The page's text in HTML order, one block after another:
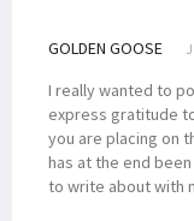
GOLDEN GOOSE
I really wanted to
express gratitude
you are placing on
has at the end
to write about with